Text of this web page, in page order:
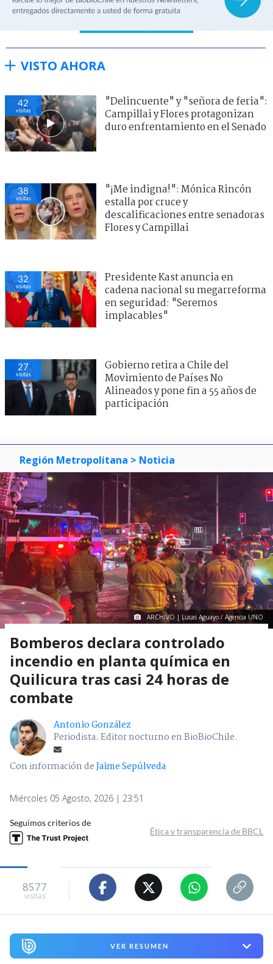
VISTO AHORA
42
visitas
"Delincuente" y "señora de feria":
Campillai y Flores protagonizan
duro enfrentamiento en el Senado
38
visitas
"¡Me indigna!": Mónica Rincón
estalla por cruce y
descalificaciones entre senadoras
Flores y Campillai
32
visitas
Presidente Kast anuncia en
cadena nacional su megarreforma
en seguridad: "Seremos
implacables"
27
visitas
Gobierno retira a Chile del
Movimiento de Países No
Alineados y pone fin a 55 años de
participación
Región Metropolitana > Noticia
ARCHIVO | Lucas Aguayo / Agencia UNO
Bomberos declara controlado
incendio en planta química en
Quilicura tras casi 24 horas de
combate
Antonio González
Periodista. Editor nocturno en BioBioChile.
Con información deJaime Sepúlveda
Miércoles 05 Agosto, 2026 | 23:51
Seguimos criterios de
Ética y transparencia de BBCL
8577
visitas
VER RESUMEN